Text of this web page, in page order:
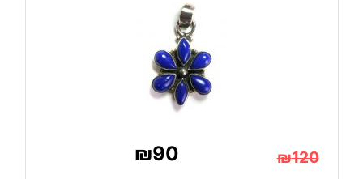
₪120
₪90